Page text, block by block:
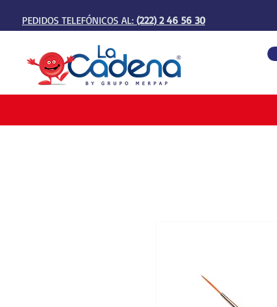
PEDIDOS TELEFÓNICOS AL: (222) 2 46 56 30